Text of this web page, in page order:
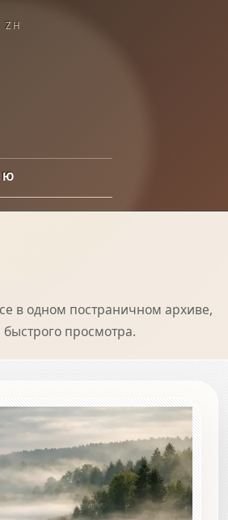
ZH
в одном постраничном архиве,
просмотра.